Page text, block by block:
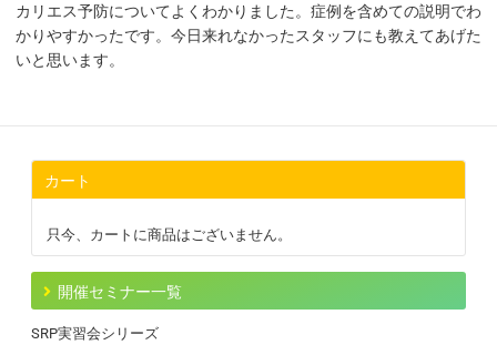
カリエス予防についてよくわかりました。症例を含めての説明でわ
かりやすかったです。今日来れなかったスタッフにも教えてあげた
いと思います。
カート
只今、カートに商品はございません。
開催セミナー一覧
SRP実習会シリーズ